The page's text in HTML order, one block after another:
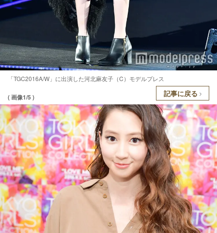
「TGC2016A/W」に出演した河北麻友子（C）モデルプレス
( 画像1/5 ) 記事に戻る